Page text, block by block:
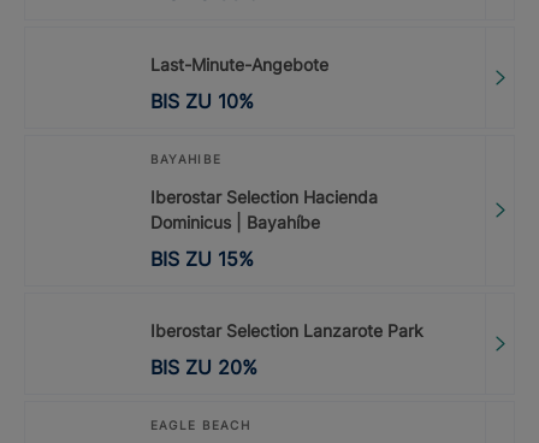
Last-Minute-Angebote
BIS ZU 10%
BAYAHIBE
Iberostar Selection Hacienda
Dominicus | Bayahíbe
BIS ZU 15%
Iberostar Selection Lanzarote Park
BIS ZU 20%
EAGLE BEACH